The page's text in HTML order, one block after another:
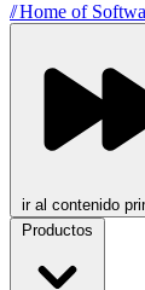
//Home of
ir al contenido
Productos